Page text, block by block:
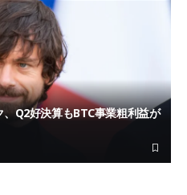
Q2好決算もBTC事業粗利益が